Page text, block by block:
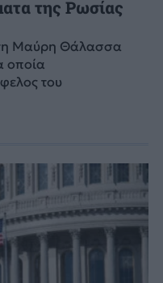
της Ρωσίας
Μαύρη Θάλασσα
οποία
του